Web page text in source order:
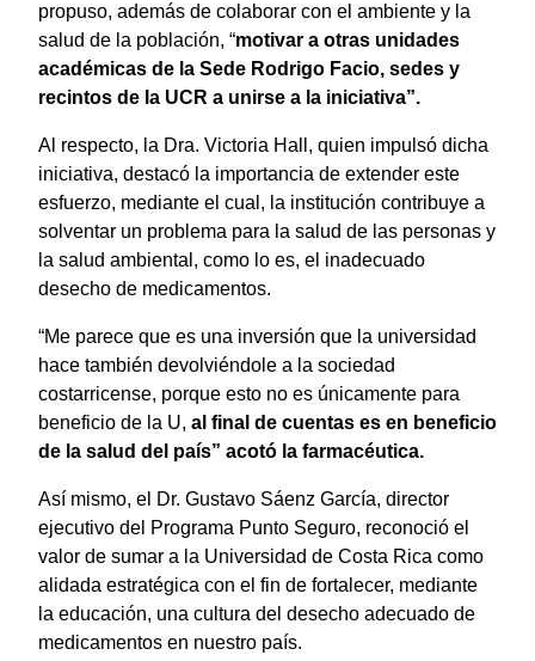
propuso, además de colaborar con el ambiente y la
salud de la población, “motivar a otras unidades
académicas de la Sede Rodrigo Facio, sedes y
recintos de la UCR a unirse a la iniciativa”.
Al respecto, la Dra. Victoria Hall, quien impulsó dicha
iniciativa, destacó la importancia de extender este
esfuerzo, mediante el cual, la institución contribuye a
solventar un problema para la salud de las personas y
la salud ambiental, como lo es, el inadecuado
desecho de medicamentos.
“Me parece que es una inversión que la universidad
hace también devolviéndole a la sociedad
costarricense, porque esto no es únicamente para
beneficio de la U, al final de cuentas es en beneficio
de la salud del país” acotó la farmacéutica.
Así mismo, el Dr. Gustavo Sáenz García, director
ejecutivo del Programa Punto Seguro, reconoció el
valor de sumar a la Universidad de Costa Rica como
alidada estratégica con el fin de fortalecer, mediante
la educación, una cultura del desecho adecuado de
medicamentos en nuestro país.